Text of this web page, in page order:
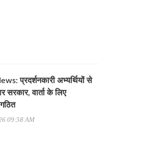
प्रदर्शनकारी अभ्यर्थियों से
सरकार, वार्ता के लिए
09:58 AM